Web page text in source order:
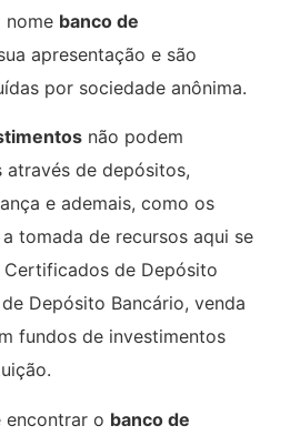
nome banco de
apresentação e são
por sociedade anônima.
não podem
através de depósitos,
e ademais, como os
tomada de recursos aqui se
de Depósito
Depósito Bancário, venda
fundos de investimentos
encontrar o banco de